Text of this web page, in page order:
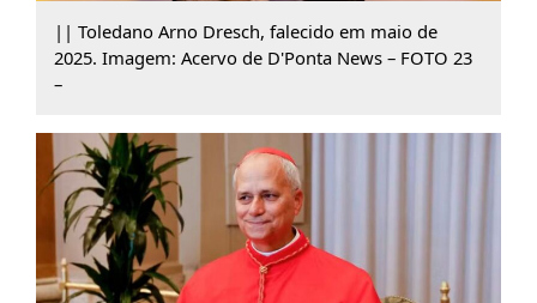
|| Toledano Arno Dresch, falecido em maio de
2025. Imagem: Acervo de D'Ponta News – FOTO 23
–